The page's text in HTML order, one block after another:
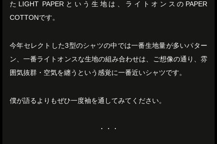
たLIGHT PAPERという生地は、ライトオンスのPAPER
COTTONです。
今年セレクトした3型のシャツの中では一番生地量が多いパター
ン、一番ライトオンスな生地の組み合わせは、ご想像の通り、雰
囲気抜群・空気を纏うという感覚に一番近いシャツです。
僕が語るよりもぜひ一度袖を通してみてください。
・・・